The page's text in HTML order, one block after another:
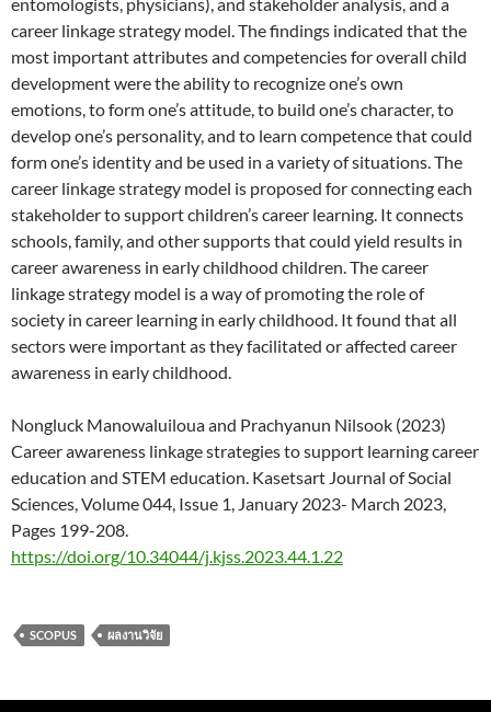
career linkage strategy model. The findings indicated that the
most important attributes and competencies for overall child
development were the ability to recognize one’s own
emotions, to form one’s attitude, to build one’s character, to
develop one’s personality, and to learn competence that could
form one’s identity and be used in a variety of situations. The
career linkage strategy model is proposed for connecting each
stakeholder to support children’s career learning. It connects
schools, family, and other supports that could yield results in
career awareness in early childhood children. The career
linkage strategy model is a way of promoting the role of
society in career learning in early childhood. It found that all
sectors were important as they facilitated or affected career
awareness in early childhood.
Nongluck Manowaluiloua and Prachyanun Nilsook (2023)
Career awareness linkage strategies to support learning career
education and STEM education. Kasetsart Journal of Social
Sciences, Volume 044, Issue 1, January 2023- March 2023,
Pages 199-208.
https://doi.org/10.34044/j.kjss.2023.44.1.22
SCOPUS ผลงานวิจัย